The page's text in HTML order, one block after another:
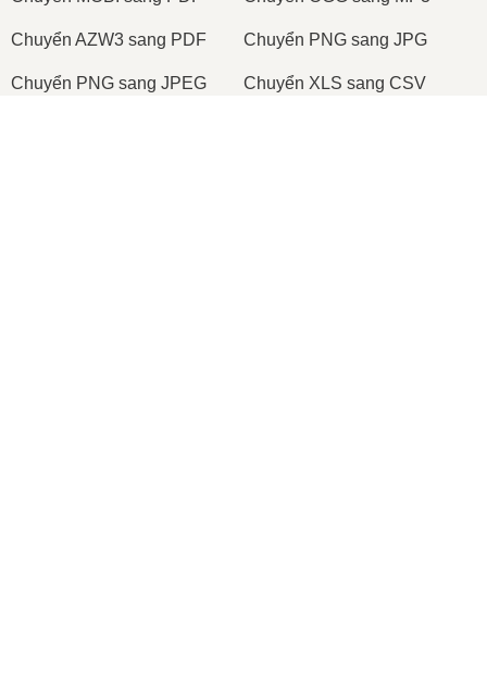
Сhuyển AZW3 sang PDF Сhuyển PNG sang JPG
Сhuyển PNG sang JPEG Сhuyển XLS sang CSV